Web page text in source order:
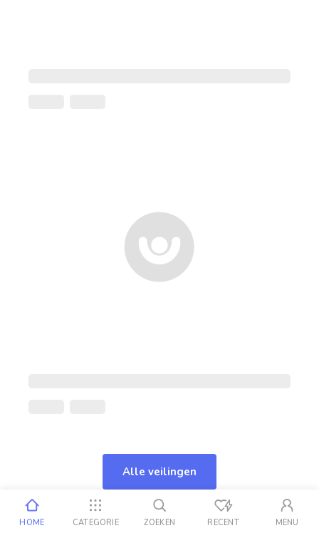
Alle veilingen
HOME CATEGORIE ZOEKEN RECENT MENU